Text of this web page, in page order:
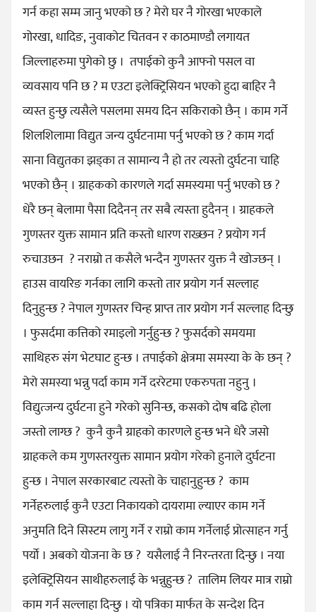
गर्न कहा सम्म जानु भएको छ ? मेरो घर नै गोरखा भएकाले
गोरखा, धादिङ, नुवाकोट चितवन र काठमाण्डौ लगायत
जिल्लाहरुमा पुगेको छु । तपाईको कुनै आफ्नो पसल वा
व्यवसाय पनि छ ? म एउटा इलेक्ट्रिसियन भएको हुदा बाहिर नै
व्यस्त हुन्छु त्यसैले पसलमा समय दिन सकिराको छैन् । काम गर्ने
शिलशिलामा विद्युत जन्य दुर्घटनामा पर्नु भएको छ ? काम गर्दा
साना विद्युतका झड्का त सामान्य नै हो तर त्यस्तो दुर्घटना चाहि
भएको छैन् । ग्राहकको कारणले गर्दा समस्यमा पर्नु भएको छ ?
धेरै छन् बेलामा पैसा दिदैनन् तर सबै त्यस्ता हुदैनन् । ग्राहकले
गुणस्तर युक्त सामान प्रति कस्तो धारण राख्छन ? प्रयोग गर्न
रुचाउछन ? नराम्रो त कसैले भन्दैन गुणस्तर युक्त नै खोज्छन् ।
हाउस वायरिङ गर्नका लागि कस्तो तार प्रयोग गर्न सल्लाह
दिनुहुन्छ ? नेपाल गुणस्तर चिन्ह प्राप्त तार प्रयोग गर्न सल्लाह दिन्छु
। फुसर्दमा कत्तिको रमाइलो गर्नुहुन्छ ? फुसर्दको समयमा
साथिहरु संंग भेटघाट हुन्छ । तपाईको क्षेत्रमा समस्या के के छन् ?
मेरो समस्या भन्नु पर्दा काम गर्ने दररेटमा एकरुपता नहुनु ।
विद्युत्जन्य दुर्घटना हुने गरेको सुनिन्छ, कसको दोष बढि होला
जस्तो लाग्छ ? कुनै कुनै ग्राहको कारणले हुन्छ भने धेरै जसो
ग्राहकले कम गुणस्तरयुक्त सामान प्रयोग गरेको हुनाले दुर्घटना
हुन्छ । नेपाल सरकारबाट त्यस्तो के चाहानुहुन्छ ? काम
गर्नेहरुलाई कुनै एउटा निकायको दायरामा ल्याएर काम गर्ने
अनुमति दिने सिस्टम लागु गर्ने र राम्रो काम गर्नेलाई प्रोत्साहन गर्नु
पर्यो । अबको योजना के छ ? यसैलाई नै निरन्तरता दिन्छु । नया
इलेक्ट्रिसियन साथीहरुलाई के भन्नुहुन्छ ? तालिम लियर मात्र राम्रो
काम गर्न सल्लाहा दिन्छु । यो पत्रिका मार्फत के सन्देश दिन